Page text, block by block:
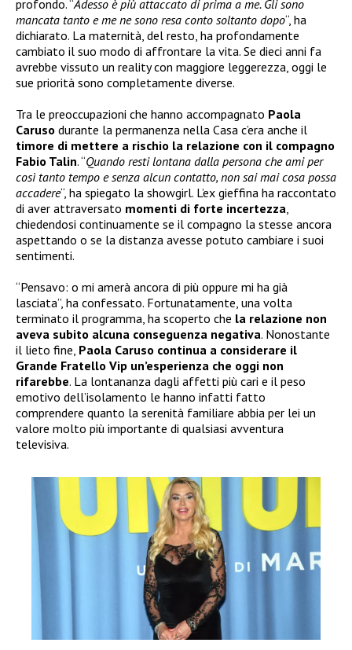
profondo. “Adesso è più attaccato di prima a me. Gli sono
mancata tanto e me ne sono resa conto soltanto dopo“, ha
dichiarato. La maternità, del resto, ha profondamente
cambiato il suo modo di affrontare la vita. Se dieci anni fa
avrebbe vissuto un reality con maggiore leggerezza, oggi le
sue priorità sono completamente diverse.
Tra le preoccupazioni che hanno accompagnato Paola
Caruso durante la permanenza nella Casa c’era anche il
timore di mettere a rischio la relazione con il compagno
Fabio Talin. “Quando resti lontana dalla persona che ami per
così tanto tempo e senza alcun contatto, non sai mai cosa possa
accadere“, ha spiegato la showgirl. L’ex gieffina ha raccontato
di aver attraversato momenti di forte incertezza,
chiedendosi continuamente se il compagno la stesse ancora
aspettando o se la distanza avesse potuto cambiare i suoi
sentimenti.
“Pensavo: o mi amerà ancora di più oppure mi ha già
lasciata”, ha confessato. Fortunatamente, una volta
terminato il programma, ha scoperto che la relazione non
aveva subito alcuna conseguenza negativa. Nonostante
il lieto fine, Paola Caruso continua a considerare il
Grande Fratello Vip un’esperienza che oggi non
rifarebbe. La lontananza dagli affetti più cari e il peso
emotivo dell’isolamento le hanno infatti fatto
comprendere quanto la serenità familiare abbia per lei un
valore molto più importante di qualsiasi avventura
televisiva.